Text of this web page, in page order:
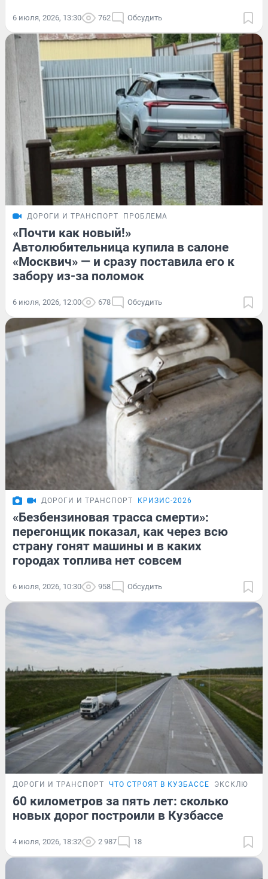
6 июля, 2026, 13:30 762 Обсудить
ДОРОГИ И ТРАНСПОРТ ПРОБЛЕМА
«Почти как новый!»
Автолюбительница купила в салоне
«Москвич» — и сразу поставила его к
забору из-за поломок
6 июля, 2026, 12:00 678 Обсудить
ДОРОГИ И ТРАНСПОРТ КРИЗИС-2026
«Безбензиновая трасса смерти»:
перегонщик показал, как через всю
страну гонят машины и в каких
городах топлива нет совсем
6 июля, 2026, 10:30 958 Обсудить
ДОРОГИ И ТРАНСПОРТ ЧТО СТРОЯТ В КУЗБАССЕ ЭКСКЛЮЗИВ
60 километров за пять лет: сколько
новых дорог построили в Кузбассе
4 июля, 2026, 18:32 2 987 18